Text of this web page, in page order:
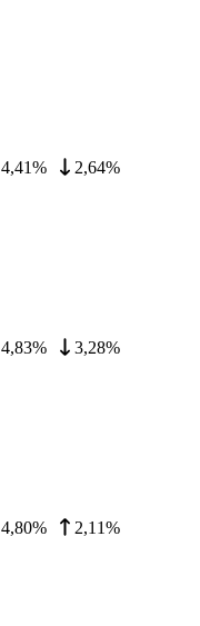
4,41% 2,64%
4,83% 3,28%
4,80% 2,11%